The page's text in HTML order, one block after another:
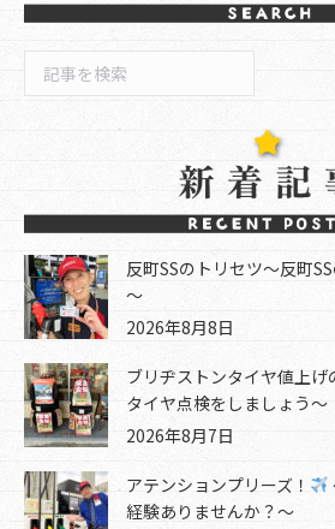
索
反町SSのトリセツ～反町
～
2026年8月8日
ブリヂストンタイヤ値上
タイヤ点検をしましょう～
2026年8月7日
アテンションプリーズ！
経験ありませんか？～